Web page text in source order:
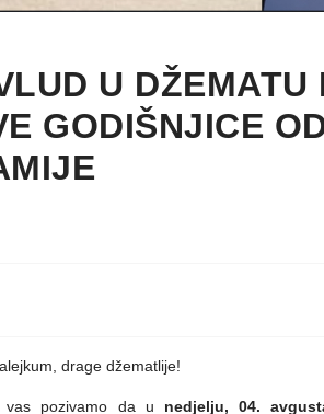
U DŽEMATU
GODIŠNJICE
drage džematlije!
vas pozivamo da u nedjelju, 04.